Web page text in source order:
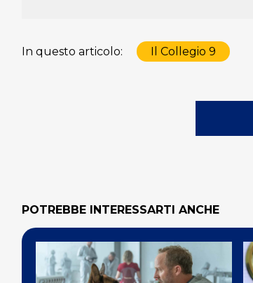
In questo articolo: Il Collegio 9
POTREBBE INTERESSARTI ANCHE